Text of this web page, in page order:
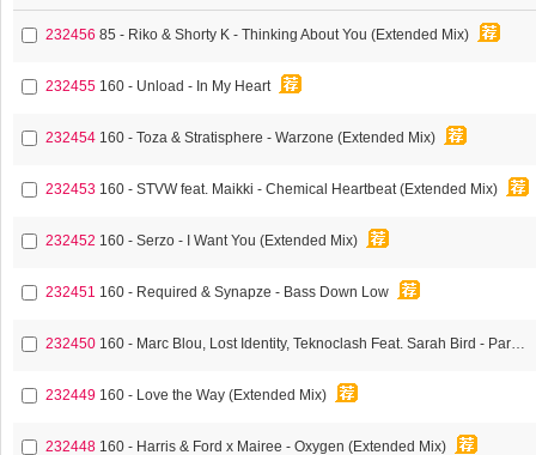
232456 85 - Riko & Shorty K - Thinking About You (Extended Mix)
232455 160 - Unload - In My Heart
232454 160 - Toza & Stratisphere - Warzone (Extended Mix)
232453 160 - STVW feat. Maikki - Chemical Heartbeat (Extended Mix)
232452 160 - Serzo - I Want You (Extended Mix)
232451 160 - Required & Synapze - Bass Down Low
232450 160 - Marc Blou, Lost Identity, Teknoclash Feat. Sarah Bird - Paradise
232449 160 - Love the Way (Extended Mix)
232448 160 - Harris & Ford x Mairee - Oxygen (Extended Mix)